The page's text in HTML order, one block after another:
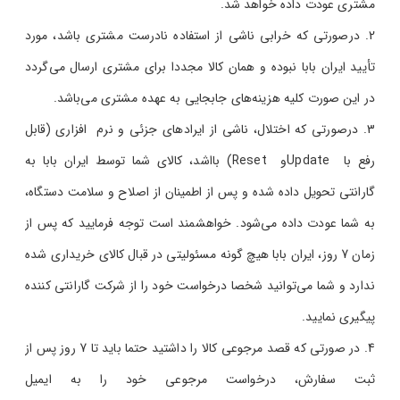
مشتری عودت داده خواهد شد.
درصورتی که خرابی ناشی از استفاده نادرست مشتری باشد، مورد
تأیید ایران بابا نبوده و همان کالا مجددا برای مشتری ارسال می‌گردد
در این صورت کلیه هزینه‌های جابجایی به عهده مشتری می‌باشد.
درصورتی که اختلال، ناشی از ایرادهای جزئی و نرم افزاری (قابل
رفع با Updateو Reset) بااشد، کالای شما توسط ایران بابا به
گارانتی تحویل داده شده و پس از اطمینان از اصلاح و سلامت دستگاه،
به شما عودت داده می‌شود. خواهشمند است توجه فرمایید که پس از
زمان 7 روز، ایران بابا هیچ گونه مسئولیتی در قبال کالای خریداری شده
ندارد و شما می‌توانید شخصا درخواست خود را از شرکت گارانتی کننده
پیگیری نمایید.
در صورتی که قصد مرجوعی کالا را داشتید حتما باید تا 7 روز پس از
ثبت سفارش، درخواست مرجوعی خود را به ایمیل